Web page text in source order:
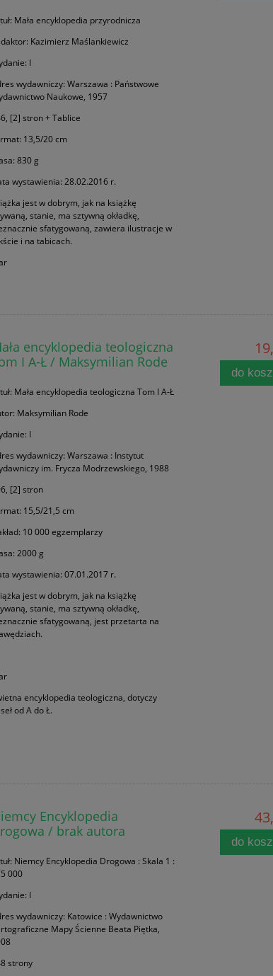
Mała encyklopedia przyrodnicza
Kazimierz Maślankiewicz
I
wydawniczy: Warszawa : Państwowe
Naukowe, 1957
[2] stron + Tablice
13,5/20 cm
830 g
wystawienia: 28.02.2016 r.
jest w dobrym, jak na książkę
stanie, ma sztywną okładkę,
sfatygowaną, zawiera ilustracje w
i na tabicach.
encyklopedia teologiczna
I A-Ł / Maksymilian Rode
Mała encyklopedia teologiczna Tom I A-Ł
Maksymilian Rode
I
wydawniczy: Warszawa : Instytut
im. Frycza Modrzewskiego, 1988
[2] stron
15,5/21,5 cm
10 000 egzemplarzy
2000 g
wystawienia: 07.01.2017 r.
jest w dobrym, jak na książkę
stanie, ma sztywną okładkę,
sfatygowaną, jest przetarta na
encyklopedia teologiczna, dotyczy
od A do Ł.
do
Encyklopedia
/ brak autora
Niemcy Encyklopedia Drogowa : Skala 1 :
000
I
wydawniczy: Katowice : Wydawnictwo
Mapy Ścienne Beata Piętka,
strony
do